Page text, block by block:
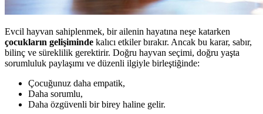
Evcil hayvan sahiplenmek, bir ailenin hayatına neşe katarken
çocukların gelişiminde kalıcı etkiler bırakır. Ancak bu karar, sabır,
bilinç ve süreklilik gerektirir. Doğru hayvan seçimi, doğru yaşta
sorumluluk paylaşımı ve düzenli ilgiyle birleştiğinde:
Çocuğunuz daha empatik,
Daha sorumlu,
Daha özgüvenli bir birey haline gelir.